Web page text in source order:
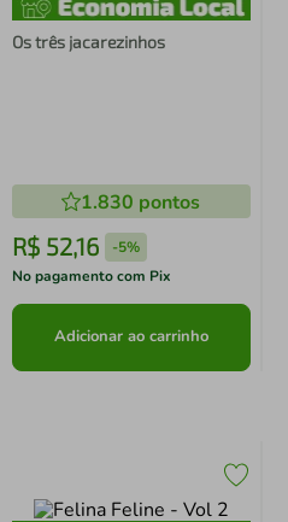
Os três jacarezinhos
1.830 pontos
R$ 52,16 -5%
No pagamento com Pix
Adicionar ao carrinho